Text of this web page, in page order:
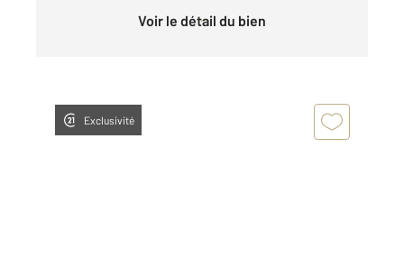
Voir le détail du bien
Exclusivité